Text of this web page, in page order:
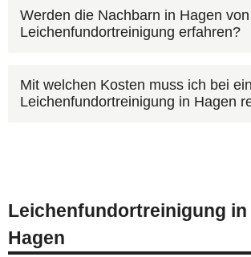
Zusatzkosten.
Ja, über unserKontaktformular
hochladen. Bilder der betroffenen
und Ihnen schneller einen
Kostenvoranschlag zu erstellen.
Werden die Nachbarn in Hagen
Leichenfundortreinigung erfahren?
Ja, unsere Einsatzfahrzeuge sind
unbeschriftet. In Hagen und überall
Mit welchen Kosten muss ich bei
Leichenfundortreinigung in Hagen
Kosten. Wir unterstützen Sie bei
und rechnen auf Wunsch direkt mit
Leichenfundortreinigung in
Hagen